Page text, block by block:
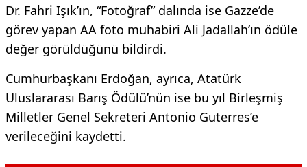
Dr. Fahri Işık’ın, “Fotoğraf” dalında ise Gazze’de
görev yapan AA foto muhabiri Ali Jadallah’ın ödüle
değer görüldüğünü bildirdi.
Cumhurbaşkanı Erdoğan, ayrıca, Atatürk
Uluslararası Barış Ödülü’nün ise bu yıl Birleşmiş
Milletler Genel Sekreteri Antonio Guterres’e
verileceğini kaydetti.